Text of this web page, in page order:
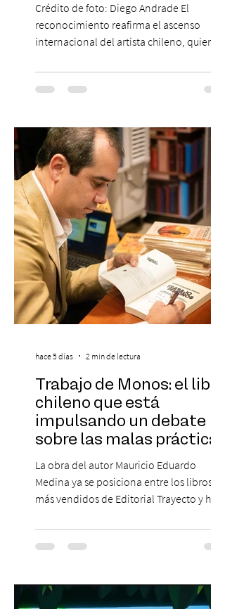
Crédito de foto: Diego Andrade El
reconocimiento reafirma el ascenso
internacional del artista chileno, quien
en la escena global. MIAMI, FL (3 de agosto
de 2026) — FloyyMenor ha sido
Under 21 por tercer año consecutivo,
formando parte una vez más de la
selección anual de la publicación que
destaca a los artistas menores de 21 años
más influyentes de la industria musical.
Este reconocimiento reaf
Trabajo de Monos: el libro
chileno que está
impulsando un debate
sobre las malas prácticas
laborales y el futuro del
trabajo
La obra del autor Mauricio Eduardo
Medina ya se posiciona entre los libros
más vendidos de Editorial Trayecto y ha
para mejorar los procesos de selección
laboral en Chile. En un contexto donde el
experiencias laborales forman parte de la
realidad de miles de trabajadores, Trabajo
hace 5 días 2 min de lectura